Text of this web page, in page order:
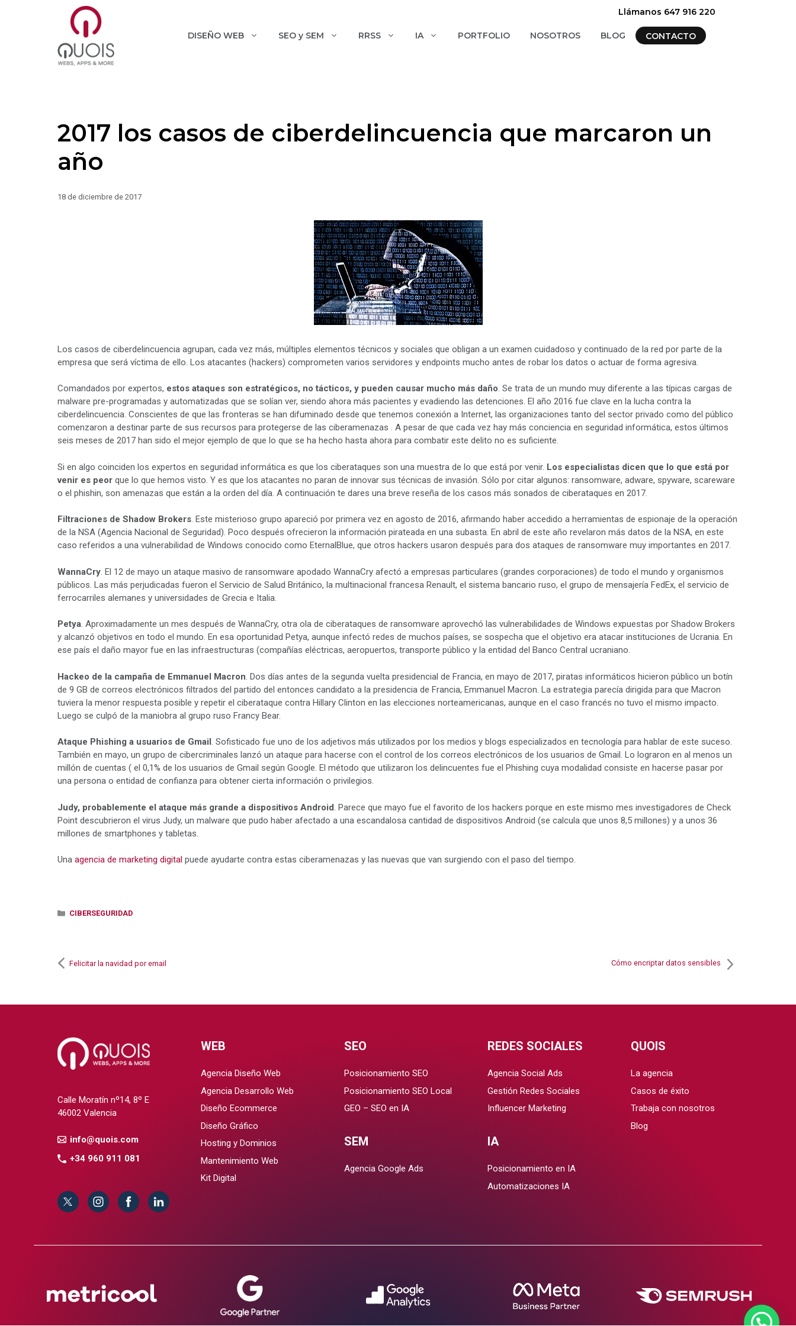
DISEÑO WEB SEO y SEM RRSS IA PORTFOLIO NOSOTROS BLOG CONTACTO
Llámanos 647 916 220
2017 los casos de ciberdelincuencia que marcaron un
año
18 de diciembre de 2017
Los casos de ciberdelincuencia agrupan, cada vez más, múltiples elementos técnicos y sociales que obligan a un examen cuidadoso y continuado de la red por parte de la
empresa que será víctima de ello. Los atacantes (hackers) comprometen varios servidores y endpoints mucho antes de robar los datos o actuar de forma agresiva.
Comandados por expertos, estos ataques son estratégicos, no tácticos, y pueden causar mucho más daño. Se trata de un mundo muy diferente a las típicas cargas de
malware pre-programadas y automatizadas que se solían ver, siendo ahora más pacientes y evadiendo las detenciones. El año 2016 fue clave en la lucha contra la
ciberdelincuencia. Conscientes de que las fronteras se han difuminado desde que tenemos conexión a Internet, las organizaciones tanto del sector privado como del público
comenzaron a destinar parte de sus recursos para protegerse de las ciberamenazas . A pesar de que cada vez hay más conciencia en seguridad informática, estos últimos
seis meses de 2017 han sido el mejor ejemplo de que lo que se ha hecho hasta ahora para combatir este delito no es suficiente.
Si en algo coinciden los expertos en seguridad informática es que los ciberataques son una muestra de lo que está por venir. Los especialistas dicen que lo que está por
venir es peor que lo que hemos visto. Y es que los atacantes no paran de innovar sus técnicas de invasión. Sólo por citar algunos: ransomware, adware, spyware, scareware
o el phishin, son amenazas que están a la orden del día. A continuación te dares una breve reseña de los casos más sonados de ciberataques en 2017.
Filtraciones de Shadow Brokers. Este misterioso grupo apareció por primera vez en agosto de 2016, afirmando haber accedido a herramientas de espionaje de la operación
de la NSA (Agencia Nacional de Seguridad). Poco después ofrecieron la información pirateada en una subasta. En abril de este año revelaron más datos de la NSA, en este
caso referidos a una vulnerabilidad de Windows conocido como EternalBlue, que otros hackers usaron después para dos ataques de ransomware muy importantes en 2017.
WannaCry. El 12 de mayo un ataque masivo de ransomware apodado WannaCry afectó a empresas particulares (grandes corporaciones) de todo el mundo y organismos
públicos. Las más perjudicadas fueron el Servicio de Salud Británico, la multinacional francesa Renault, el sistema bancario ruso, el grupo de mensajería FedEx, el servicio de
ferrocarriles alemanes y universidades de Grecia e Italia.
Petya. Aproximadamente un mes después de WannaCry, otra ola de ciberataques de ransomware aprovechó las vulnerabilidades de Windows expuestas por Shadow Brokers
y alcanzó objetivos en todo el mundo. En esa oportunidad Petya, aunque infectó redes de muchos países, se sospecha que el objetivo era atacar instituciones de Ucrania. En
ese país el daño mayor fue en las infraestructuras (compañías eléctricas, aeropuertos, transporte público y la entidad del Banco Central ucraniano.
Hackeo de la campaña de Emmanuel Macron. Dos días antes de la segunda vuelta presidencial de Francia, en mayo de 2017, piratas informáticos hicieron público un botín
de 9 GB de correos electrónicos filtrados del partido del entonces candidato a la presidencia de Francia, Emmanuel Macron. La estrategia parecía dirigida para que Macron
tuviera la menor respuesta posible y repetir el ciberataque contra Hillary Clinton en las elecciones norteamericanas, aunque en el caso francés no tuvo el mismo impacto.
Luego se culpó de la maniobra al grupo ruso Francy Bear.
Ataque Phishing a usuarios de Gmail . Sofisticado fue uno de los adjetivos más utilizados por los medios y blogs especializados en tecnología para hablar de este suceso.
También en mayo, un grupo de cibercriminales lanzó un ataque para hacerse con el control de los correos electrónicos de los usuarios de Gmail. Lo lograron en al menos un
millón de cuentas ( el 0,1% de los usuarios de Gmail según Google. El método que utilizaron los delincuentes fue el Phishing cuya modalidad consiste en hacerse pasar por
una persona o entidad de confianza para obtener cierta información o privilegios.
Judy, probablemente el ataque más grande a dispositivos Android. Parece que mayo fue el favorito de los hackers porque en este mismo mes investigadores de Check
Point descubrieron el virus Judy, un malware que pudo haber afectado a una escandalosa cantidad de dispositivos Android (se calcula que unos 8,5 millones) y a unos 36
millones de smartphones y tabletas.
Una agencia de marketing digital puede ayudarte contra estas ciberamenazas y las nuevas que van surgiendo con el paso del tiempo.
Categorías
CIBERSEGURIDAD
Felicitar la navidad por email Cómo encriptar datos sensibles
Calle Moratín nº14, 8º E
46002 Valencia
info@quois.com
+34 960 911 081
WEB
Agencia Diseño Web
Agencia Desarrollo Web
Diseño Ecommerce
Diseño Gráfico
Hosting y Dominios
Mantenimiento Web
Kit Digital
SEO
Posicionamiento SEO
Posicionamiento SEO Local
GEO – SEO en IA
SEM
Agencia Google Ads
REDES SOCIALES
Agencia Social Ads
Gestión Redes Sociales
Influencer Marketing
IA
Posicionamiento en IA
Automatizaciones IA
QUOIS
La agencia
Casos de éxito
Trabaja con nosotros
Blog